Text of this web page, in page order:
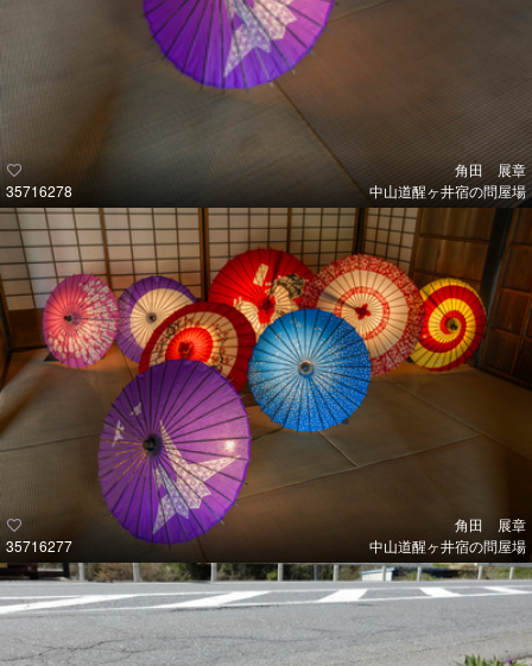
35716278
角田 展章
中山道醒ヶ井宿の問屋場
35716277
角田 展章
中山道醒ヶ井宿の問屋場